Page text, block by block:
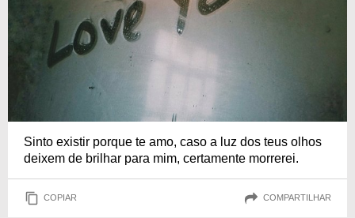
Sinto existir porque te amo, caso a luz dos teus olhos
deixem de brilhar para mim, certamente morrerei.
COPIAR COMPARTILHAR